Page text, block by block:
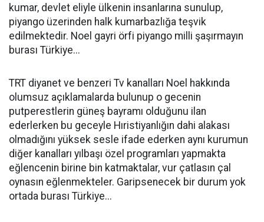
kumar, devlet eliyle ülkenin insanlarına sunulup,
piyango üzerinden halk kumarbazlığa teşvik
edilmektedir. Noel gayri örfi piyango milli şaşırmayın
burası Türkiye...
TRT diyanet ve benzeri Tv kanalları Noel hakkında
olumsuz açıklamalarda bulunup o gecenin
putperestlerin güneş bayramı olduğunu ilan
ederlerken bu geceyle Hıristiyanlığın dahi alakası
olmadığını yüksek sesle ifade ederken aynı kurumun
diğer kanalları yılbaşı özel programları yapmakta
eğlencenin birine bin katmaktalar, vur çatlasın çal
oynasın eğlenmekteler. Garipsenecek bir durum yok
ortada burası Türkiye...